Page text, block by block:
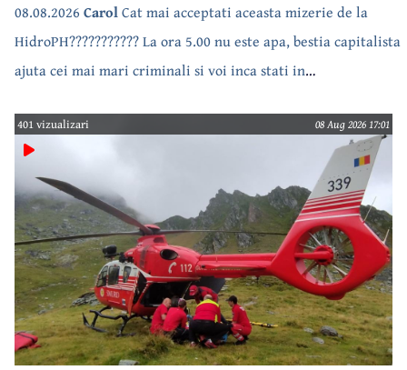
08.08.2026 CarolCat mai acceptati aceasta mizerie de la
HidroPH??????????? La ora 5.00 nu este apa, bestia capitalista
ajuta cei mai mari criminali si voi inca stati in
401 vizualizari 08 Aug 2026 17:01